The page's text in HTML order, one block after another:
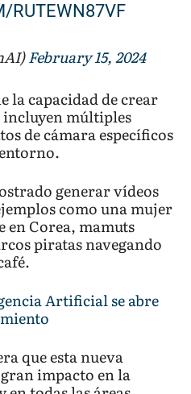
RUTEWN87VF
February 15, 2024
la capacidad de crear
incluyen múltiples
de cámara específicos
generar vídeos
como una mujer
en Corea, mamuts
piratas navegando
Artificial se abre
que esta nueva
impacto en la